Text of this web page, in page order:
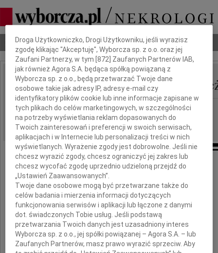
Nekrologi Odeszli Poradnik pogrzebowy
IMIĘ I NAZWISKO: Papież Franciszek
REGION: cała Polska
DATA EMISJI: 24.04.2025
Papież Franciszek
17 grudnia 1936 - 21 kwietnia 2025
Dbamy o Twoją prywatność
Droga Użytkowniczko, Drogi Użytkowniku, jeśli wyrazisz
zgodę klikając "Akceptuję", Wyborcza sp. z o.o. oraz jej
Zaufani Partnerzy, w tym [872] Zaufanych Partnerów IAB,
jak również Agora S.A. będąca spółką powiązaną z
Wyborcza sp. z o.o., będą przetwarzać Twoje dane
osobowe takie jak adresy IP, adresy e-mail czy
identyfikatory plików cookie lub inne informacje zapisane w
tych plikach do celów marketingowych, w szczególności
na potrzeby wyświetlania reklam dopasowanych do
Twoich zainteresowań i preferencji w swoich serwisach,
aplikacjach i w Internecie lub personalizacji treści w nich
wyświetlanych. Wyrażenie zgody jest dobrowolne. Jeśli nie
chcesz wyrazić zgody, chcesz ograniczyć jej zakres lub
chcesz wycofać zgodę uprzednio udzieloną przejdź do
„Ustawień Zaawansowanych”.
Twoje dane osobowe mogą być przetwarzane także do
celów badania i mierzenia informacji dotyczących
funkcjonowania serwisów i aplikacji lub łączone z danymi
dot. świadczonych Tobie usług. Jeśli podstawą
przetwarzania Twoich danych jest uzasadniony interes
Wyborcza sp. z o.o., jej spółki powiązanej – Agora S.A. – lub
Zaufanych Partnerów, masz prawo wyrazić sprzeciw. Aby